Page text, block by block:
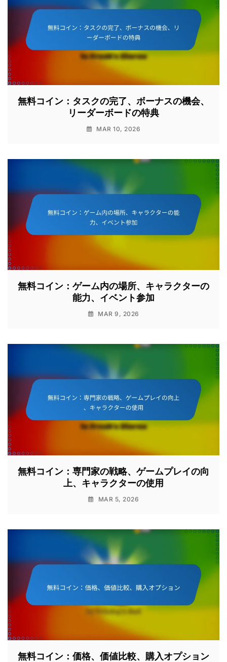
無料コイン：タスクの完了、ボーナスの機会、
リーダーボードの特典
MAR 10, 2026
無料コイン：ゲーム内の場所、キャラクターの
能力、イベント参加
MAR 9, 2026
無料コイン：専門家の戦略、ゲームプレイの向
上、キャラクターの使用
MAR 5, 2026
無料コイン：価格、価値比較、購入オプション